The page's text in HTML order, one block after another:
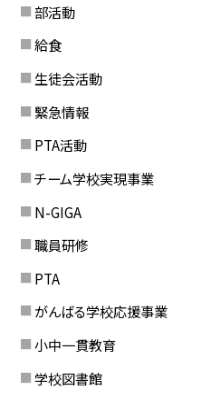
部活動
給食
生徒会活動
緊急情報
PTA活動
チーム学校実現事業
N-GIGA
職員研修
PTA
がんばる学校応援事業
小中一貫教育
学校図書館